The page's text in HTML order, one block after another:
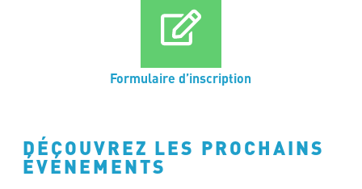
Formulaire d’inscription
DÉCOUVREZ LES PROCHAINS
ÉVÉNEMENTS